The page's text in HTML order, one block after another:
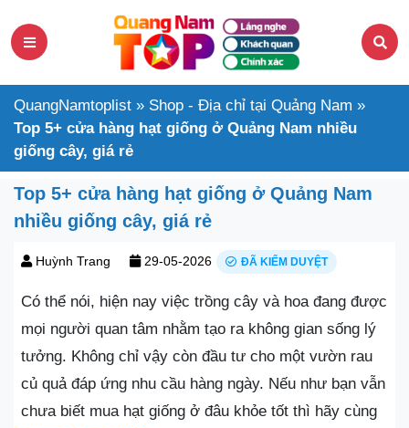
QuangNamtoplist » Shop - Địa chỉ tại Quảng Nam »
Top 5+ cửa hàng hạt giống ở Quảng Nam nhiều
giống cây, giá rẻ
Top 5+ cửa hàng hạt giống ở Quảng Nam
nhiều giống cây, giá rẻ
Huỳnh Trang 29-05-2026 ĐÃ KIỂM DUYỆT
Có thể nói, hiện nay việc trồng cây và hoa đang được
mọi người quan tâm nhằm tạo ra không gian sống lý
tưởng. Không chỉ vậy còn đầu tư cho một vườn rau
củ quả đáp ứng nhu cầu hàng ngày. Nếu như bạn vẫn
chưa biết mua hạt giống ở đâu khỏe tốt thì hãy cùng